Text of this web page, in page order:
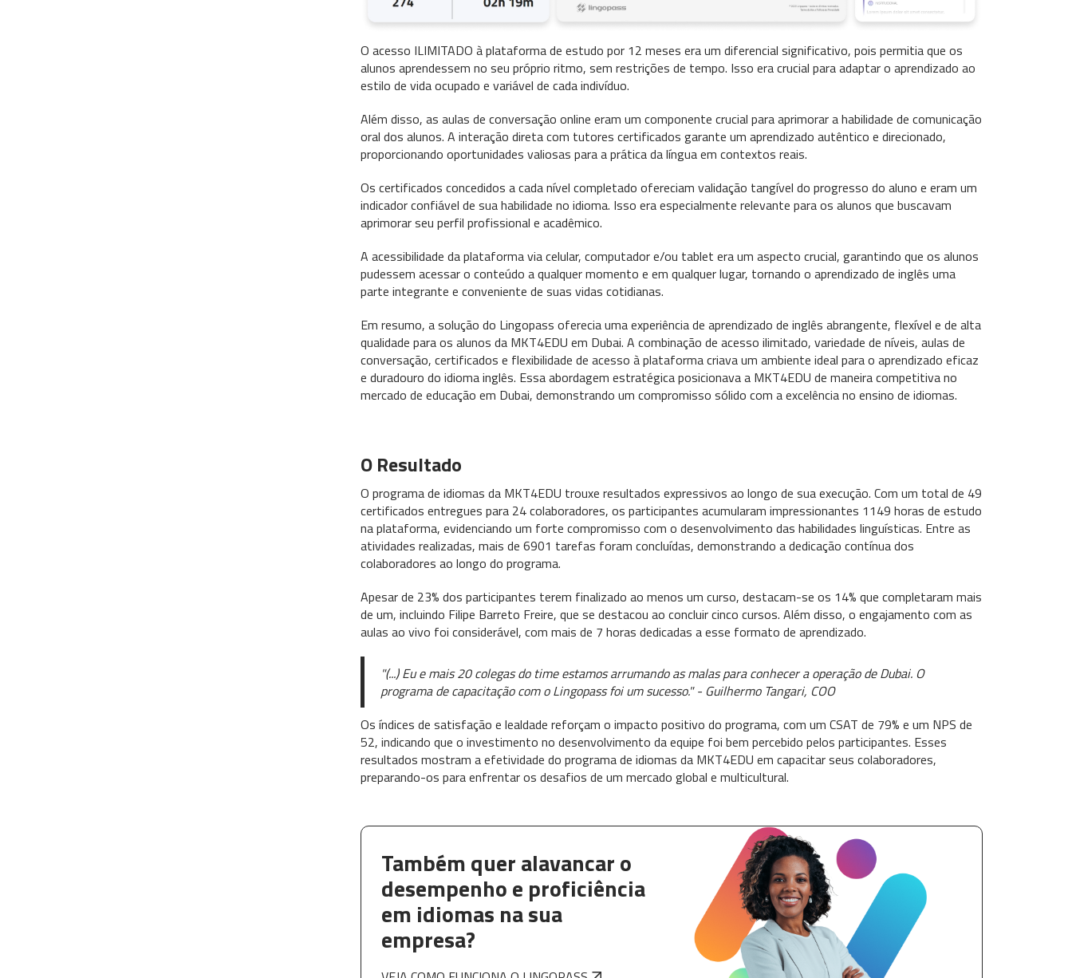
O acesso ILIMITADO à plataforma de estudo por 12 meses era um diferencial significativo, pois permitia que os
alunos aprendessem no seu próprio ritmo, sem restrições de tempo. Isso era crucial para adaptar o aprendizado ao
estilo de vida ocupado e variável de cada indivíduo.
Além disso, as aulas de conversação online eram um componente crucial para aprimorar a habilidade de comunicação
oral dos alunos. A interação direta com tutores certificados garante um aprendizado autêntico e direcionado,
proporcionando oportunidades valiosas para a prática da língua em contextos reais.
Os certificados concedidos a cada nível completado ofereciam validação tangível do progresso do aluno e eram um
indicador confiável de sua habilidade no idioma. Isso era especialmente relevante para os alunos que buscavam
aprimorar seu perfil profissional e acadêmico.
A acessibilidade da plataforma via celular, computador e/ou tablet era um aspecto crucial, garantindo que os alunos
pudessem acessar o conteúdo a qualquer momento e em qualquer lugar, tornando o aprendizado de inglês uma
parte integrante e conveniente de suas vidas cotidianas.
Em resumo, a solução do Lingopass oferecia uma experiência de aprendizado de inglês abrangente, flexível e de alta
qualidade para os alunos da MKT4EDU em Dubai. A combinação de acesso ilimitado, variedade de níveis, aulas de
conversação, certificados e flexibilidade de acesso à plataforma criava um ambiente ideal para o aprendizado eficaz
e duradouro do idioma inglês. Essa abordagem estratégica posicionava a MKT4EDU de maneira competitiva no
mercado de educação em Dubai, demonstrando um compromisso sólido com a excelência no ensino de idiomas.
O Resultado
O programa de idiomas da MKT4EDU trouxe resultados expressivos ao longo de sua execução. Com um total de 49
certificados entregues para 24 colaboradores, os participantes acumularam impressionantes 1149 horas de estudo
na plataforma, evidenciando um forte compromisso com o desenvolvimento das habilidades linguísticas. Entre as
atividades realizadas, mais de 6901 tarefas foram concluídas, demonstrando a dedicação contínua dos
colaboradores ao longo do programa.
Apesar de 23% dos participantes terem finalizado ao menos um curso, destacam-se os 14% que completaram mais
de um, incluindo Filipe Barreto Freire, que se destacou ao concluir cinco cursos. Além disso, o engajamento com as
aulas ao vivo foi considerável, com mais de 7 horas dedicadas a esse formato de aprendizado.
"(...) Eu e mais 20 colegas do time estamos arrumando as malas para conhecer a operação de Dubai. O
programa de capacitação com o Lingopass foi um sucesso." - Guilhermo Tangari, COO
Os índices de satisfação e lealdade reforçam o impacto positivo do programa, com um CSAT de 79% e um NPS de
52, indicando que o investimento no desenvolvimento da equipe foi bem percebido pelos participantes. Esses
resultados mostram a efetividade do programa de idiomas da MKT4EDU em capacitar seus colaboradores,
preparando-os para enfrentar os desafios de um mercado global e multicultural.
Também quer alavancar o
desempenho e proficiência
em idiomas na sua
empresa?